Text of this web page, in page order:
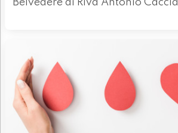
Belvedere di Riva Antonio Caccia